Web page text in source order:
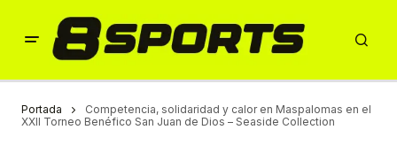
Portada
Competencia, solidaridad y calor en Maspalomas en el
XXII Torneo Benéfico San Juan de Dios – Seaside Collection